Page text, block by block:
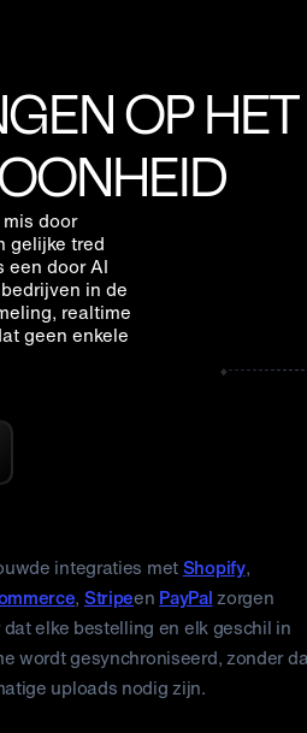
OP HET
door
gelijke tred
een door AI
in de
realtime
geen enkele
integraties metShopify,
, Stripeen PayPalzorgen
dat elke bestelling en elk geschil in
wordt gesynchroniseerd, zonder
uploads nodig zijn.